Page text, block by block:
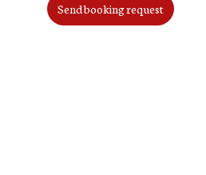
Send booking request